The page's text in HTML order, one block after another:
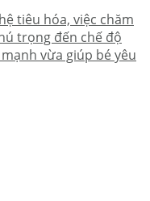
tiêu hóa, việc chăm
trọng đến chế độ
vừa giúp bé yêu